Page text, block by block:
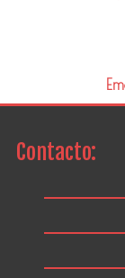
Contacto: